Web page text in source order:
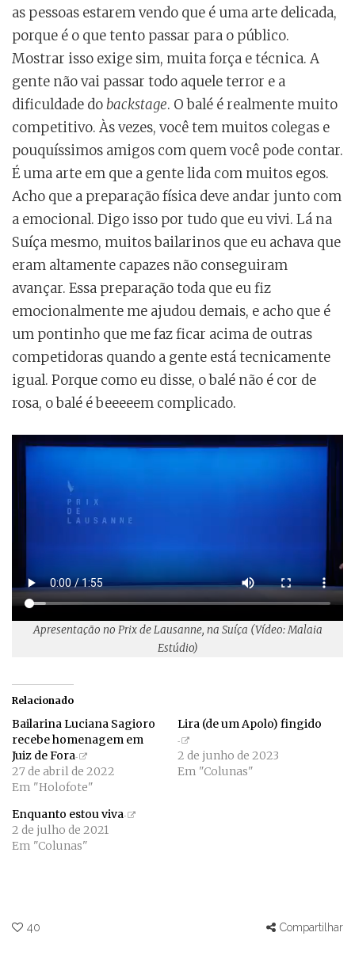
as pessoas estarem vendo que é uma arte delicada,
porque é o que tento passar para o público.
Mostrar isso exige sim, muita força e técnica. A
gente não vai passar todo aquele terror e a
dificuldade dobackstage. O balé é realmente muito
competitivo. Às vezes, você tem muitos colegas e
pouquíssimos amigos com quem você pode contar.
É uma arte em que a gente lida com muitos egos.
Acho que a preparação física deve andar junto com
a emocional. Digo isso por tudo que eu vivi. Lá na
Suíça mesmo, muitos bailarinos que eu achava que
eram altamente capazes não conseguiram
avançar. Essa preparação toda que eu fiz
emocionalmente me ajudou demais, e acho que é
um pontinho que me faz ficar acima de outras
competidoras quando a gente está tecnicamente
igual. Porque como eu disse, o balé não é cor de
rosa, o balé é beeeeem complicado.
Apresentação no Prix de Lausanne, na Suíça (Vídeo: Malaia
Estúdio)
Relacionado
Bailarina Luciana Sagioro
recebe homenagem em
Juiz de Fora
27 de abril de 2022
Em "Holofote"
Lira (de um Apolo) fingido
2 de junho de 2023
Em "Colunas"
Enquanto estou viva
2 de julho de 2021
Em "Colunas"
40 Compartilhar